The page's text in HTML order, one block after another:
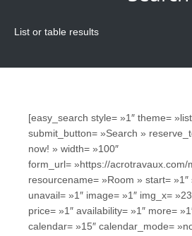
List or table results
[easy_search style= »1″ theme=
submit_button= »Search »
now! » width= »100″
form_url= »https://acrotravaux.com/
resourcename= »Room » start= »1″
unavail= »1″ image= »1″ img_x=
price= »1″ availability= »1″ more=
calendar= »15″ calendar_mode=